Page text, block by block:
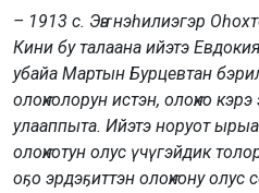
– 1913 с. Эҥэ нэһилиэгэр
Кини бу талаана ийэтэ
убайа Мартын Бурцевтан
олоҥхолорун истэн, олоҥхо
улааппыта. Ийэтэ норуот
олоҥхотун олус үчүгэйдик
оҕо эрдэҕиттэн олоҥхону олус